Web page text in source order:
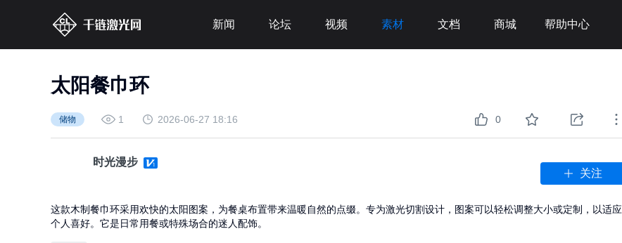
新闻 论坛 视频 素材 文档 商城 帮助中心
太阳餐巾环
储物 1 2026-06-27 18:16 0
时光漫步
关注
这款木制餐巾环采用欢快的太阳图案，为餐桌布置带来温暖自然的点缀。专为激光切割设计，图案可以轻松调整大小或定制，以适应
个人喜好。它是日常用餐或特殊场合的迷人配饰。